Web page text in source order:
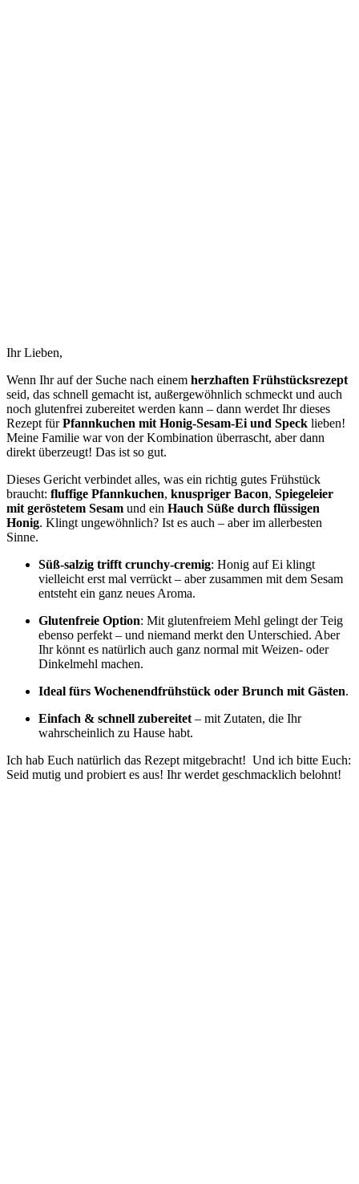
Ihr Lieben,
Wenn Ihr auf der Suche nach einem herzhaften Frühstücksrezept
seid, das schnell gemacht ist, außergewöhnlich schmeckt und auch
noch glutenfrei zubereitet werden kann – dann werdet Ihr dieses
Rezept fürPfannkuchen mit Honig-Sesam-Ei und Speck lieben!
Meine Familie war von der Kombination überrascht, aber dann
direkt überzeugt! Das ist so gut.
Dieses Gericht verbindet alles, was ein richtig gutes Frühstück
braucht: fluffige Pfannkuchen, knuspriger Bacon, Spiegeleier
mit geröstetem Sesam und ein Hauch Süße durch flüssigen
Honig. Klingt ungewöhnlich? Ist es auch – aber im allerbesten
Sinne.
Süß-salzig trifft crunchy-cremig: Honig auf Ei klingt
vielleicht erst mal verrückt – aber zusammen mit dem Sesam
entsteht ein ganz neues Aroma.
Glutenfreie Option: Mit glutenfreiem Mehl gelingt der Teig
ebenso perfekt – und niemand merkt den Unterschied. Aber
Ihr könnt es natürlich auch ganz normal mit Weizen- oder
Dinkelmehl machen.
Ideal fürs Wochenendfrühstück oder Brunch mit Gästen.
Einfach & schnell zubereitet – mit Zutaten, die Ihr
wahrscheinlich zu Hause habt.
Ich hab Euch natürlich das Rezept mitgebracht! Und ich bitte Euch:
Seid mutig und probiert es aus! Ihr werdet geschmacklich belohnt!